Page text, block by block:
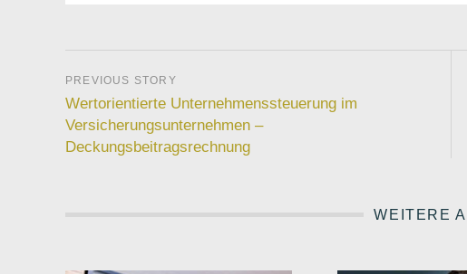
Wertorientierte Unternehmenssteuerung im
Versicherungsunternehmen –
Deckungsbeitragsrechnung
WEITERE